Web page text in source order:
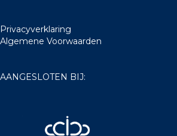
Privacyverklaring
Algemene Voorwaarden
AANGESLOTEN BIJ: